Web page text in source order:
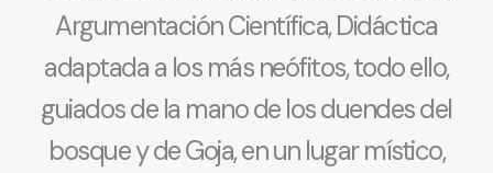
Argumentación Científica, Didáctica
adaptada a los más neófitos, todo ello,
guiados de la mano de los duendes del
bosque y de Goja, en un lugar místico,